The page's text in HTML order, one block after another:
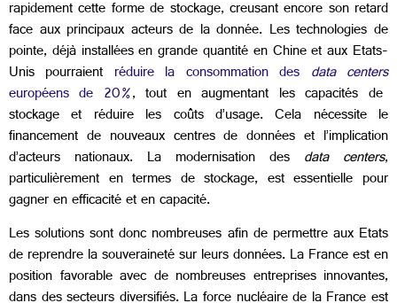
rapidement cette forme de stockage, creusant encore son retard
face aux principaux acteurs de la donnée. Les technologies de
pointe, déjà installées en grande quantité en Chine et aux Etats-
Unis pourraient réduire la consommation des data centers
européens de 20%, tout en augmentant les capacités de
stockage et réduire les coûts d’usage. Cela nécessite le
financement de nouveaux centres de données et l’implication
d’acteurs nationaux. La modernisation des data centers,
particulièrement en termes de stockage, est essentielle pour
gagner en efficacité et en capacité.
Les solutions sont donc nombreuses afin de permettre aux Etats
de reprendre la souveraineté sur leurs données. La France est en
position favorable avec de nombreuses entreprises innovantes,